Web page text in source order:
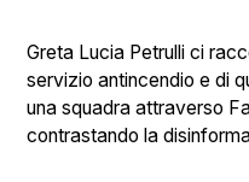
Greta Lucia Petrulli ci
servizio antincendio e di
una squadra attraverso
contrastando la